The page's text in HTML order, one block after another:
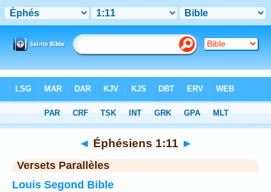
Chapitre 1 > Verset 11
◄ Éphésiens 1:11 ►
Versets Parallèles
Louis Segond Bible